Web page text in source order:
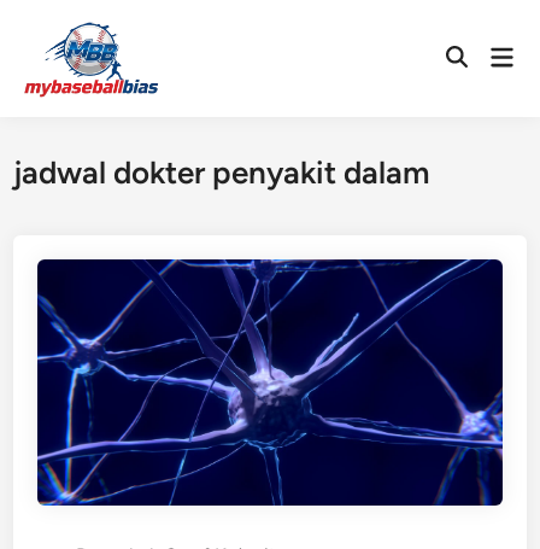
content
Open
jadwal dokter penyakit dalam